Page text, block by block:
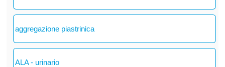
aggregazione piastrinica
ALA - urinario